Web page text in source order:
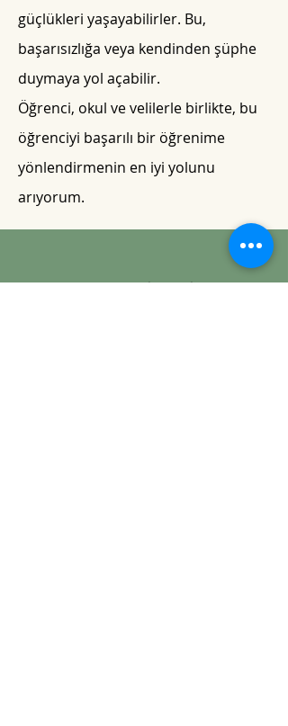
güçlükleri yaşayabilirler. Bu,
başarısızlığa veya kendinden şüphe
duymaya yol açabilir.
Öğrenci, okul ve velilerle birlikte, bu
öğrenciyi başarılı bir öğrenime
yönlendirmenin en iyi yolunu
arıyorum.
Contact